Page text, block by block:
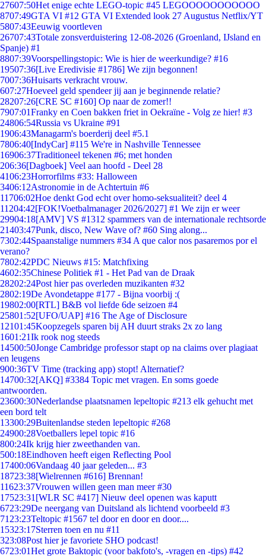
27607:50Het enige echte LEGO-topic #45 LEGOOOOOOOOOOO
8707:49GTA VI #12 GTA VI Extended look 27 Augustus Netflix/YT
5807:43Eeuwig voortleven
26707:43Totale zonsverduistering 12-08-2026 (Groenland, IJsland en
Spanje) #1
8807:39Voorspellingstopic: Wie is hier de weerkundige? #16
19507:36[Live Eredivisie #1786] We zijn begonnen!
7007:36Huisarts verkracht vrouw.
607:27Hoeveel geld spendeer jij aan je beginnende relatie?
28207:26[CRE SC #160] Op naar de zomer!!
7907:01Franky en Coen bakken friet in Oekraïne - Volg ze hier! #3
24806:54Russia vs Ukraine #91
1906:43Managarm's boerderij deel #5.1
7806:40[IndyCar] #115 We're in Nashville Tennessee
16906:37Traditioneel tekenen #6; met honden
206:36[Dagboek] Veel aan hoofd - Deel 28
4106:23Horrorfilms #33: Halloween
3406:12Astronomie in de Achtertuin #6
11706:02Hoe denkt God echt over homo-seksualiteit? deel 4
11204:42[FOK!Voetbalmanager 2026/2027] #1 We zijn er weer
29904:18[AMV] VS #1312 spammers van de internationale rechtsorde
21403:47Punk, disco, New Wave of? #60 Sing along...
7302:44Spaanstalige nummers #34 A que calor nos pasaremos por el
verano?
7802:42PDC Nieuws #15: Matchfixing
4602:35Chinese Politiek #1 - Het Pad van de Draak
28202:24Post hier pas overleden muzikanten #32
2802:19De Avondetappe #177 - Bijna voorbij :(
19802:00[RTL] B&B vol liefde 6de seizoen #4
25801:52[UFO/UAP] #16 The Age of Disclosure
12101:45Koopzegels sparen bij AH duurt straks 2x zo lang
1601:21Ik rook nog steeds
14500:50Jonge Cambridge professor stapt op na claims over plagiaat
en leugens
900:36TV Time (tracking app) stopt! Alternatief?
14700:32[AKQ] #3384 Topic met vragen. En soms goede
antwoorden.
23600:30Nederlandse plaatsnamen lepeltopic #213 elk gehucht met
een bord telt
13300:29Buitenlandse steden lepeltopic #268
24900:28Voetballers lepel topic #16
800:24Ik krijg hier zweethanden van.
500:18Eindhoven heeft eigen Reflecting Pool
17400:06Vandaag 40 jaar geleden... #3
18723:38[Wielrennen #616] Brennan!
11623:37Vrouwen willen geen man meer #30
17523:31 [WLR SC #417] Nieuw deel openen was kaputt
6723:29De neergang van Duitsland als lichtend voorbeeld #3
71 23:23Teltopic #1567 tel door en door en door....
15323:17Sterren toen en nu #11
323:08Post hier je favoriete SHO podcast!
6723:01Het grote Baktopic (voor bakfoto's, -vragen en -tips) #42